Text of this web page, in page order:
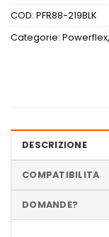
COD: PFR88-219BLK
Categorie: Powerflex,
DESCRIZIONE
COMPATIBILITA
DOMANDE?